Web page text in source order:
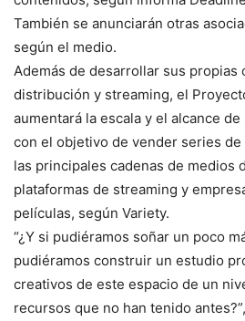
También se anunciarán otras
según el medio.
Además de desarrollar sus propias
distribución y streaming, el
aumentará la escala y el alcance
con el objetivo de vender series
las principales cadenas de medios
plataformas de streaming y
películas, según Variety.
“¿Y si pudiéramos soñar un poco
pudiéramos construir un estudio
creativos de este espacio de un
recursos que no han tenido